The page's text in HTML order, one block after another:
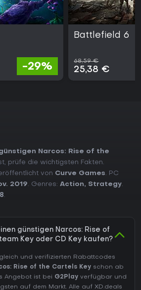
-29%
Battlefield 6
68,59 €
25,38 €
Narcos: Rise of the
prüfe die wichtigsten Fakten.
von Curve Games. PC
2019. Genres: Action, Strategy.
.
günstigen Narcos: Rise of
Key oder CD Key kaufen?
und verifizierten Rabattcodes
Rise of the Cartels Key schon ab
Angebot ist bei G2Play verfügbar und
auf dem Markt. Alle auf XD.deals